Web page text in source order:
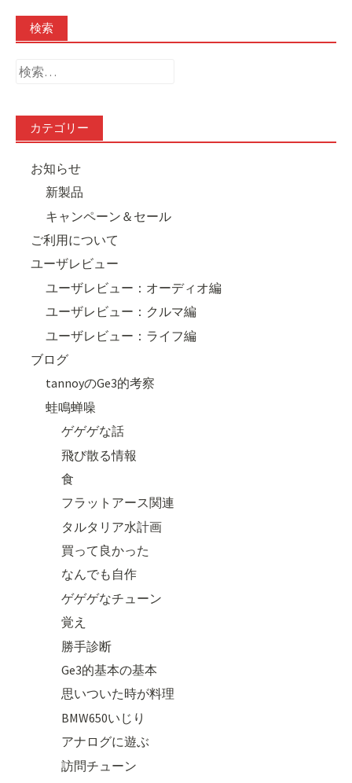
検索
検
カテゴリー
お知らせ
新製品
キャンペーン＆セール
ご利用について
ユーザレビュー
ユーザレビュー：オーディオ編
ユーザレビュー：クルマ編
ユーザレビュー：ライフ編
ブログ
tannoyのGe3的考察
蛙鳴蝉噪
ゲゲゲな話
飛び散る情報
食
フラットアース関連
タルタリア水計画
買って良かった
なんでも自作
ゲゲゲなチューン
覚え
勝手診断
Ge3的基本の基本
思いついた時が料理
BMW650いじり
アナログに遊ぶ
訪問チューン